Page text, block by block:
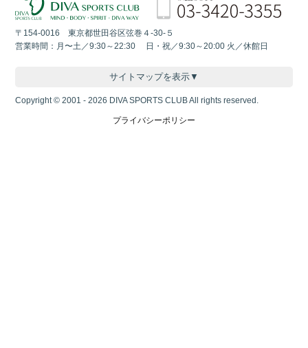
〒154-0016 東京都世田谷区弦巻４-30-５
営業時間：月〜土／9:30～22:30 日・祝／9:30～20:00 火／休館日
サイトマップを表示▼
Copyright © 2001 - 2026 DIVA SPORTS CLUB All rights reserved.
プライバシーポリシー